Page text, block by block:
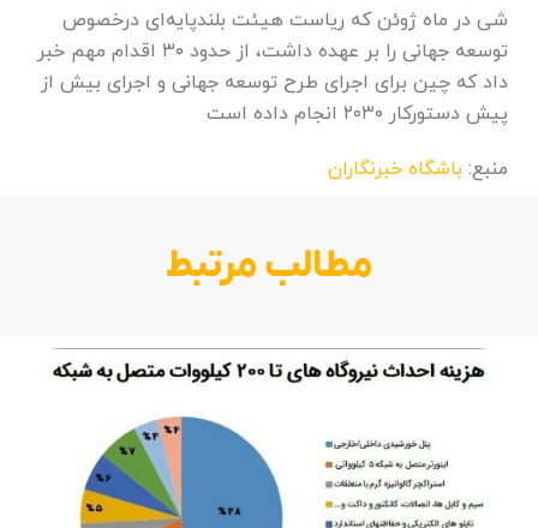
شی در ماه ژوئن که ریاست هیئت بلندپایه‌ای درخصوص
توسعه جهانی را بر عهده داشت، از حدود ۳۰ اقدام مهم خبر
داد که چین برای اجرای طرح توسعه جهانی و اجرای بیش از
پیش دستورکار ۲۰۳۰ انجام داده است
منبع: باشگاه خبرنگاران
مطالب مرتبط